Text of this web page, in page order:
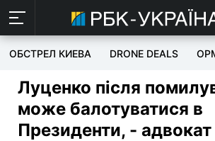
ОБСТРЕЛ КИЕВА DRONE DEALS
Луценко після
може балотуватися в
Президенти, - адвокат